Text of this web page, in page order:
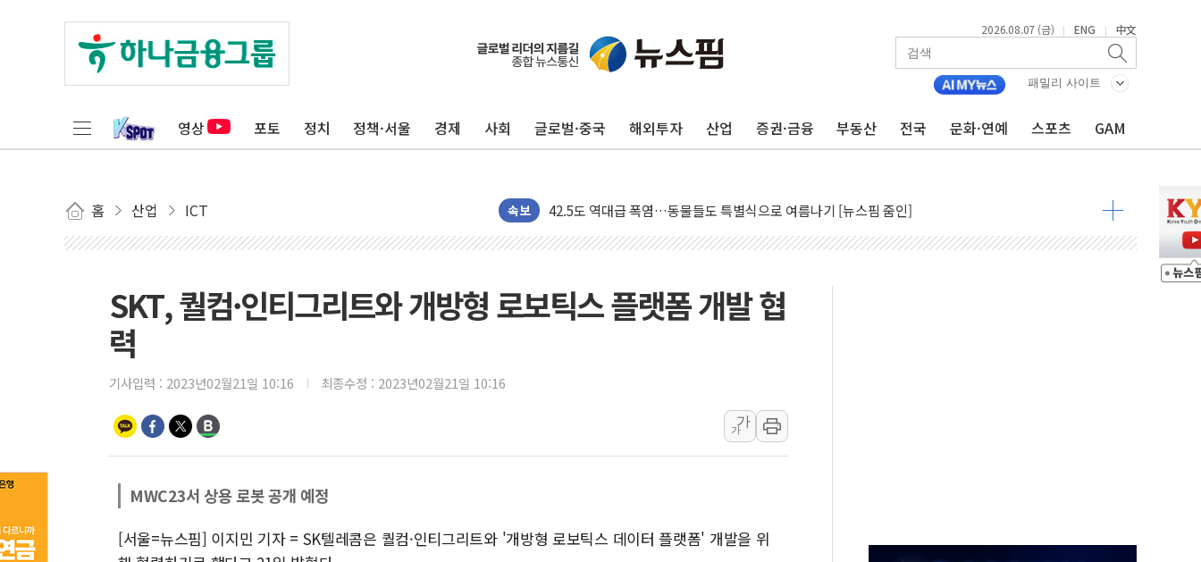
2026.08.07 (금) | ENG | 中文
패밀리 사이트
영상 포토 정치 정책·서울 경제 사회 글로벌·중국 해외투자 산업 증권·금융 부동산 전국 문화·연예 스포츠 GAM
홈 산업 ICT 속보
용산공원·그린벨트로 또 충돌…반복되는 국토부-서울시 '정책 엇박자'
[AI 부동산 투데이] 특공 전략도 '극과 극'…생애최초만 경쟁 치열
[코인시황] 비트코인 6만4000달러대 횡보…고래·ETF 매수에도 고유가·금리·입법 지연 '삼중 부담'
[베트남 증시] 유동성 부진 지속, 강보합 마감...석유·가스주 올랐지만 빈그룹이 상쇄
'찜통더위'에 전력수요 역대 최고치 경신…한낮 총수요 104.3GW 기록
42.5도 역대급 폭염…동물들도 특별식으로 여름나기 [뉴스핌 줌인]
포스코홀딩스, 포스코인터·DX 지분 일부 매각
40.2도 찍은 서울 등 폭염중대경보 해제…누적 온열질환자 2872명
'변기 수리' 집주인에게 흉기 휘두른 30대 세입자…경찰, 현행범 체포
SKT, 퀄컴·인티그리트와 개방형 로보틱스 플랫폼 개발 협
력
기사입력 : 2023년02월21일 10:16 최종수정 : 2023년02월21일 10:16
가
가
MWC23서 상용 로봇 공개 예정
[서울=뉴스핌] 이지민 기자 = SK텔레콤은 퀄컴·인티그리트와 '개방형 로보틱스 데이터 플랫폼' 개발을 위